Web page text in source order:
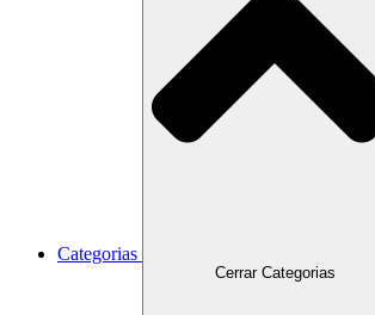
Categorias
Cerrar Categorias